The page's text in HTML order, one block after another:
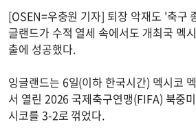
[OSEN=우충원 기자] 퇴장 악재도 '축구
글랜드가 수적 열세 속에서도 개최국 멕
출에 성공했다.
잉글랜드는 6일(이하 한국시간) 멕시코
서 열린 2026 국제축구연맹(FIFA) 북중
시코를 3-2로 꺾었다.